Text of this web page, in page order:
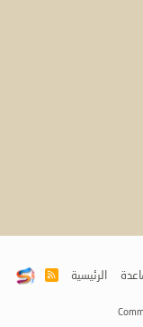
الرئيسية
R